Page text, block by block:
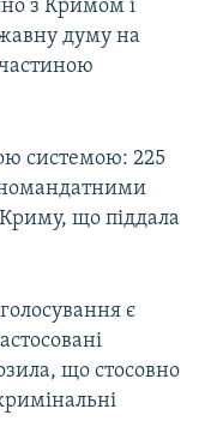
з Кримом і
думу на
системою: 225
що піддала
є
що стосовно